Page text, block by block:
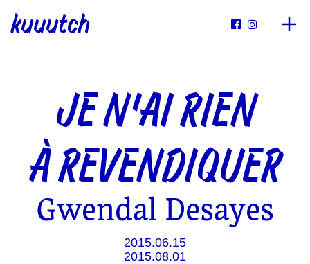
kuuutch  
JE N’AI RIEN
À REVENDIQUER
Gwendal Desayes
2015.06.15
2015.08.01